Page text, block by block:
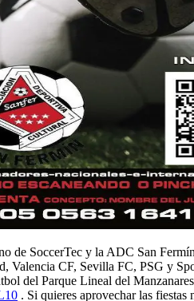
de SoccerTec y la ADC San
CF, Sevilla FC, PSG y
del Parque Lineal del
. Si quieres aprovechar las